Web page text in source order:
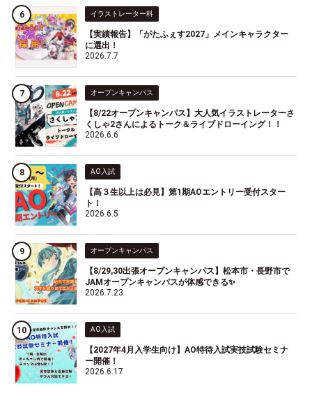
イラストレーター科
【実績報告】「がたふぇす2027」メインキャラクター
に選出！
2026.7.7
オープンキャンパス
【8/22オープンキャンパス】大人気イラストレーターさ
くしゃ2さんによるトーク＆ライブドローイング！！
2026.6.6
AO入試
【高３生以上は必見】第1期AOエントリー受付スター
ト！
2026.6.5
オープンキャンパス
【8/29,30出張オープンキャンパス】松本市・長野市で
JAMオープンキャンパスが体感できる✨
2026.7.23
AO入試
【2027年4月入学生向け】AO特待入試実技試験セミナ
ー開催！
2026.6.17